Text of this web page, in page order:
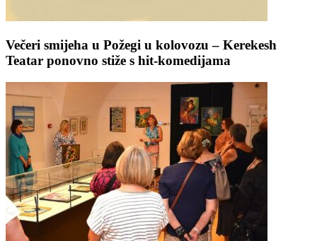
Večeri smijeha u Požegi u kolovozu – Kerekesh
Teatar ponovno stiže s hit-komedijama